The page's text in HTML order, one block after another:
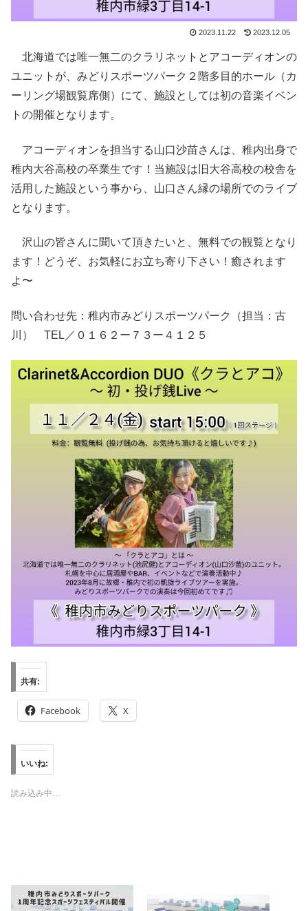
2023.11.22 2023.12.05
北海道では唯一無二のクラリネットとアコーディオンの
ユニットが、みどりスポーツパーク２階多目的ホール（カ
ーリング場観覧席側）にて、施設としては初の音楽イベン
トの開催となります。
アコーディオンを担当する山口沙苗さんは、稚内出身で
稚内大谷高校の卒業生です！当施設は旧大谷高校の校舎を
活用した施設という事から、山口さん縁の場所でのライブ
となります。
沢山の皆さんに聞いて頂きたいと、無料での観覧となり
ます！どうぞ、お気軽にお立ち寄り下さい！癒されます
よ〜
問い合わせ先：稚内市みどりスポーツパーク（担当：古
川） TEL／０１６２ー７３ー４１２５
共有:
Facebook X
いいね:
読み込み中…